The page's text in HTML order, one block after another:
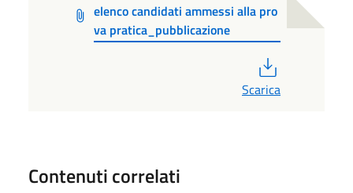
elenco candidati ammessi alla pro
va pratica_pubblicazione
Scarica
Contenuti correlati